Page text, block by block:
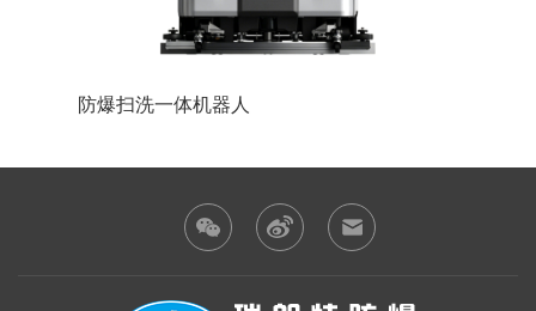
防爆扫洗一体机器人